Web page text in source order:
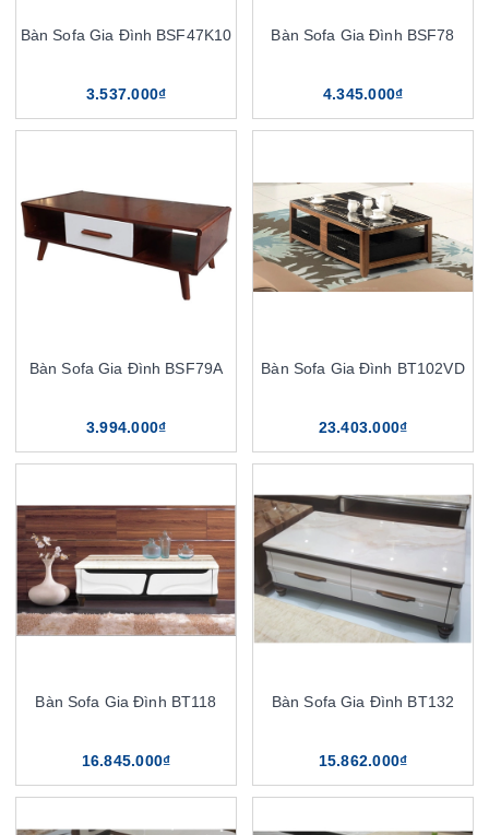
Bàn Sofa Gia Đình BSF47K10
3.537.000₫
Bàn Sofa Gia Đình BSF78
4.345.000₫
Bàn Sofa Gia Đình BSF79A
3.994.000₫
Bàn Sofa Gia Đình BT102VD
23.403.000₫
Bàn Sofa Gia Đình BT118
16.845.000₫
Bàn Sofa Gia Đình BT132
15.862.000₫